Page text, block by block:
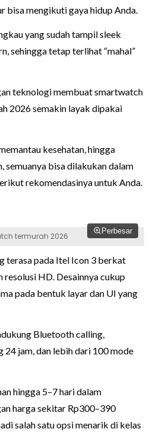
bisa mengikuti gaya hidup Anda.
yang sudah tampil sleek
sehingga tetap terlihat “mahal”
teknologi membuat smartwatch
2026 semakin layak dipakai
kesehatan, hingga
semuanya bisa dilakukan dalam
rekomendasinya untuk Anda.
Perbesar
termurah 2026
terasa pada Itel Icon 3 berkat
resolusi HD. Desainnya cukup
pada bentuk layar dan UI yang
Bluetooth calling,
24 jam, dan lebih dari 100 mode
hingga 5–7 hari dalam
harga sekitar Rp300–390
salah satu opsi menarik di kelas